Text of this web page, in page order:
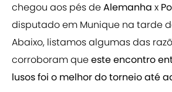
chegou aos pés deAlemanha x
disputado em Munique na tarde
Abaixo, listamos algumas das
corroboram queeste encontro
lusos foi o melhor do torneio até